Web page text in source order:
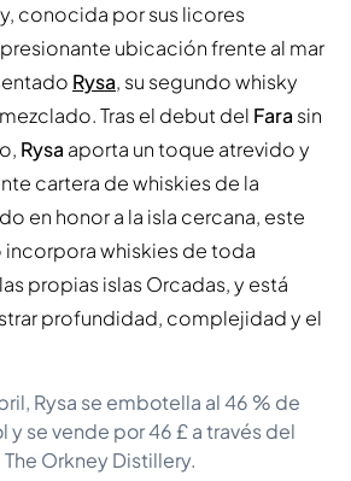
conocida por sus licores
ubicación frente al mar
Rysa, su segundo whisky
Tras el debut del Fara sin
Rysa aporta un toque atrevido y
cartera de whiskies de la
en honor a la isla cercana, este
incorpora whiskies de toda
propias islas Orcadas, y está
profundidad, complejidad y el
Rysa se embotella al 46 % de
y se vende por 46 £ a través del
Orkney Distillery.